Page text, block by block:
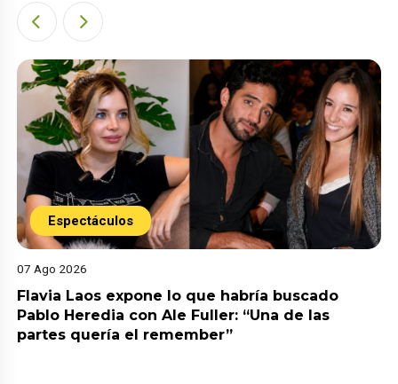
Espectáculos
07 Ago 2026
Flavia Laos expone lo que habría buscado
Pablo Heredia con Ale Fuller: “Una de las
partes quería el remember”